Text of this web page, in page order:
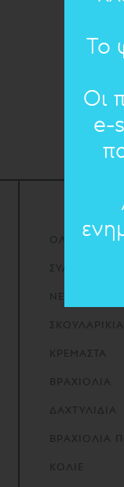
ΟΛΑ ΤΑ
ΣΥΛΛΟΓΕΣ
ΝΕΑ
ΣΚΟΥΛΑΡΙΚΙΑ
ΚΡΕΜΑΣΤΑ
ΒΡΑΧΙΟΛΙΑ
ΔΑΧΤΥΛΙΔΙΑ
ΒΡΑΧΙΟΛΙΑ
ΚΟΛΙΕ
Το
Οι
e-